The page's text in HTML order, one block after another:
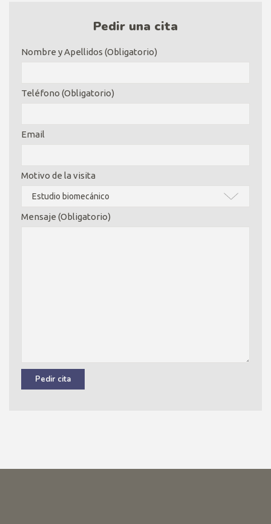
Pedir una cita
Nombre y Apellidos (Obligatorio)
Teléfono (Obligatorio)
Email
Motivo de la visita
Mensaje (Obligatorio)